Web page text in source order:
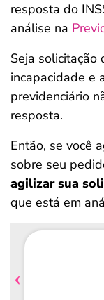
resposta do
análise na
Seja solicitação
incapacidade e
previdenciário
resposta.
Então, se você
sobre seu
agilizar sua
que está em